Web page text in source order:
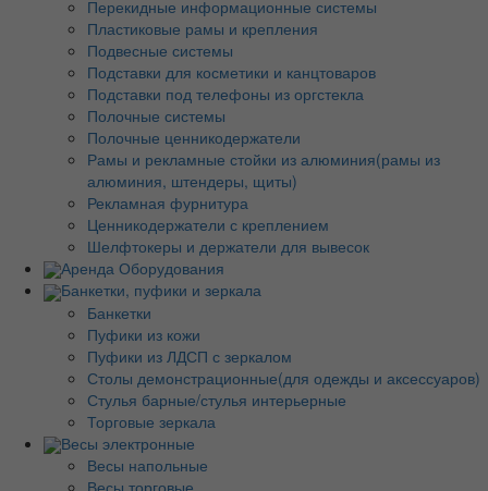
Перекидные информационные системы
Пластиковые рамы и крепления
Подвесные системы
Подставки для косметики и канцтоваров
Подставки под телефоны из оргстекла
Полочные системы
Полочные ценникодержатели
Рамы и рекламные стойки из алюминия(рамы из
алюминия, штендеры, щиты)
Рекламная фурнитура
Ценникодержатели с креплением
Шелфтокеры и держатели для вывесок
Аренда Оборудования
Банкетки, пуфики и зеркала
Банкетки
Пуфики из кожи
Пуфики из ЛДСП с зеркалом
Столы демонстрационные(для одежды и аксессуаров)
Стулья барные/стулья интерьерные
Торговые зеркала
Весы электронные
Весы напольные
Весы торговые